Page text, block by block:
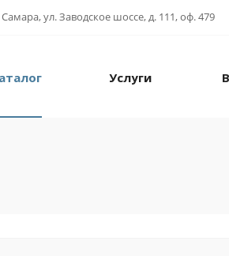
Самара, ул. Заводское шоссе, д. 111, оф. 479
Услуги